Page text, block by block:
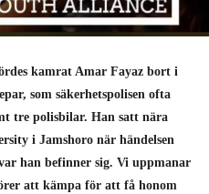
kamrat Amar Fayaz bort i
som säkerhetspolisen ofta
tre polisbilar. Han satt nära
i Jamshoro när händelsen
han befinner sig. Vi uppmanar
att kämpa för att få honom